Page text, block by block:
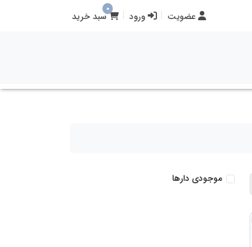
عضویت ورود
0
سبد خرید
موجودی دارها